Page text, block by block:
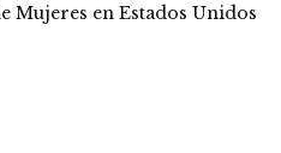
Mujeres en Estados Unidos